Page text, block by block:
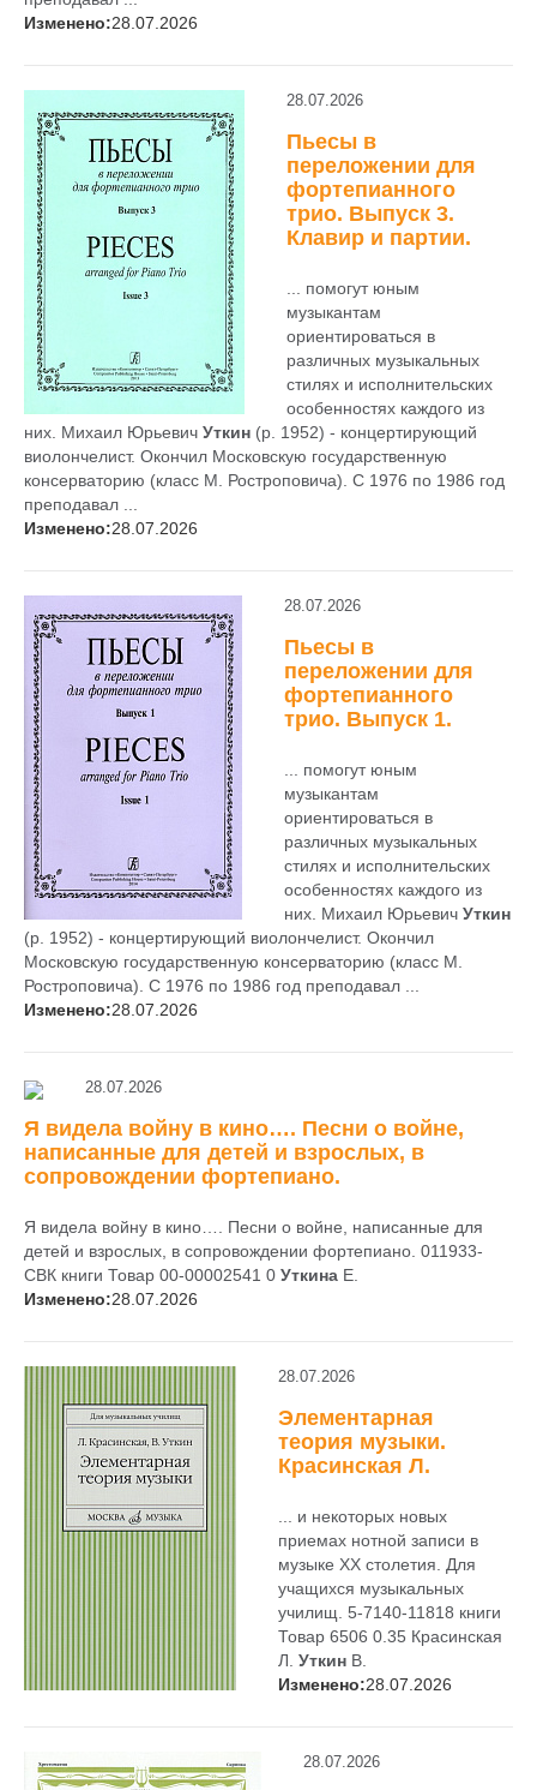
Изменено:28.07.2026
28.07.2026
Пьесы в
переложении для
фортепианного
трио. Выпуск 3.
Клавир и партии.
... помогут юным
музыкантам
ориентироваться в
различных музыкальных
стилях и исполнительских
особенностях каждого из
них. Михаил Юрьевич Уткин (р. 1952) - концертирующий
виолончелист. Окончил Московскую государственную
консерваторию (класс М. Ростроповича). С 1976 по 1986 год
преподавал ...
Изменено:28.07.2026
28.07.2026
Пьесы в
переложении для
фортепианного
трио. Выпуск 1.
... помогут юным
музыкантам
ориентироваться в
различных музыкальных
стилях и исполнительских
особенностях каждого из
них. Михаил Юрьевич Уткин
(р. 1952) - концертирующий виолончелист. Окончил
Московскую государственную консерваторию (класс М.
Ростроповича). С 1976 по 1986 год преподавал ...
Изменено:28.07.2026
28.07.2026
Я видела войну в кино…. Песни о войне,
написанные для детей и взрослых, в
сопровождении фортепиано.
Я видела войну в кино…. Песни о войне, написанные для
детей и взрослых, в сопровождении фортепиано. 011933-
СВК книги Товар 00-00002541 0 Уткина Е.
Изменено:28.07.2026
28.07.2026
Элементарная
теория музыки.
Красинская Л.
... и некоторых новых
приемах нотной записи в
музыке ХХ столетия. Для
учащихся музыкальных
училищ. 5-7140-11818 книги
Товар 6506 0.35 Красинская
Л. Уткин В.
Изменено:28.07.2026
28.07.2026